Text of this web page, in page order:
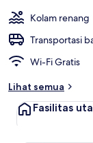
Kolam renang
Transportasi
Wi-Fi Gratis
Lihat semua
Fasilitas